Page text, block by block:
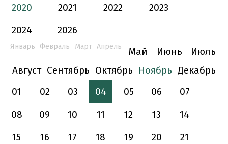
2020 2021 2022
2023
2024
2026
Январь Февраль Март Апрель Май Июнь
Июль
Август Сентябрь Октябрь Ноябрь Декабрь
01
02 03 04 05 06
07
08
09 10 11 12 13
14
15
16 17 18 19 20
21